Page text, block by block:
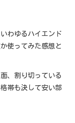
わゆるハイエンド
使ってみた感想と
、割り切っている
帯も決して安い部